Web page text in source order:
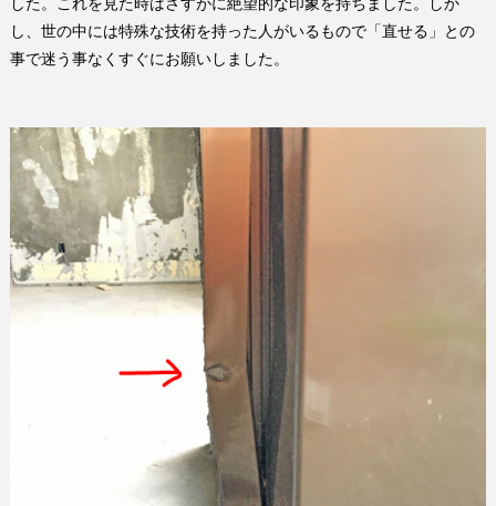
し、世の中には特殊な技術を持った人がいるもので「直せる」との
事で迷う事なくすぐにお願いしました。